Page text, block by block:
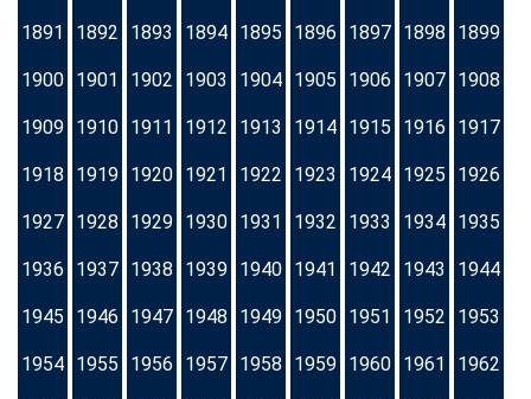
1891 1892 1893 1894 1895 1896 1897 1898 1899
1900 1901 1902 1903 1904 1905 1906 1907 1908
1909 1910 1911 1912 1913 1914 1915 1916 1917
1918 1919 1920 1921 1922 1923 1924 1925 1926
1927 1928 1929 1930 1931 1932 1933 1934 1935
1936 1937 1938 1939 1940 1941 1942 1943 1944
1945 1946 1947 1948 1949 1950 1951 1952 1953
1954 1955 1956 1957 1958 1959 1960 1961 1962